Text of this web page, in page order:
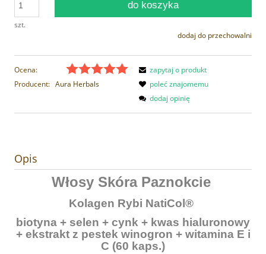
szt.
do koszyka
dodaj do przechowalni
Ocena:
Producent: Aura Herbals
zapytaj o produkt
poleć znajomemu
dodaj opinię
Opis
Włosy Skóra Paznokcie
Kolagen Rybi NatiCol®
biotyna + selen + cynk + kwas hialuronowy
+ ekstrakt z pestek winogron + witamina E i
C (60 kaps.)